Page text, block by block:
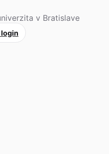
v Bratislave